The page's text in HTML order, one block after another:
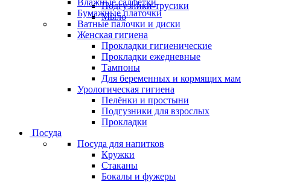
Подгузники-трусики
Мыло
Влажные салфетки
Бумажные платочки
Ватные палочки и диски
Женская гигиена
Прокладки гигиенические
Прокладки ежедневные
Тампоны
Для беременных и кормящих мам
Урологическая гигиена
Пелёнки и простыни
Подгузники для взрослых
Прокладки
Посуда
Посуда для напитков
Кружки
Стаканы
Бокалы и фужеры